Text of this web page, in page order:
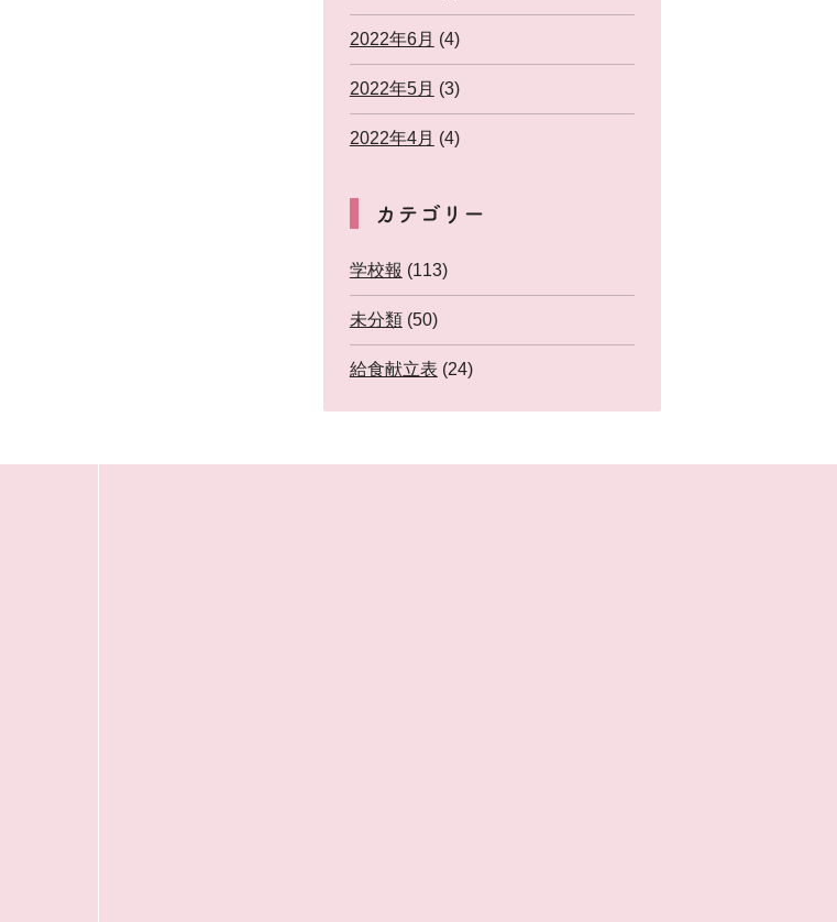
2022年6月 (4)
2022年5月 (3)
2022年4月 (4)
カテゴリー
学校報 (113)
未分類(50)
給食献立表 (24)